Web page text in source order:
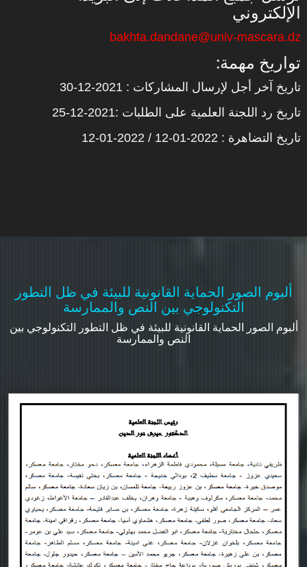
الإلكتروني
bakhta.dandane@univ-mascara.dz
:تواريخ مهمة
تاريخ آخر أجل لإرسال المشاركات : 2021-12-30
تاريخ رد اللجنة العلمية على الطلبات :2021-12-25
تاريخ التضاهرة : 2022-01-12 / 2022-01-12
ألبوم الصور الحماية القانونية للبيئة في ظل التطور
التكنولوجي بين النص والممارسة
ألبوم الصور الحماية القانونية للبيئة في ظل التطور التكنولوجي بين
النص والممارسة